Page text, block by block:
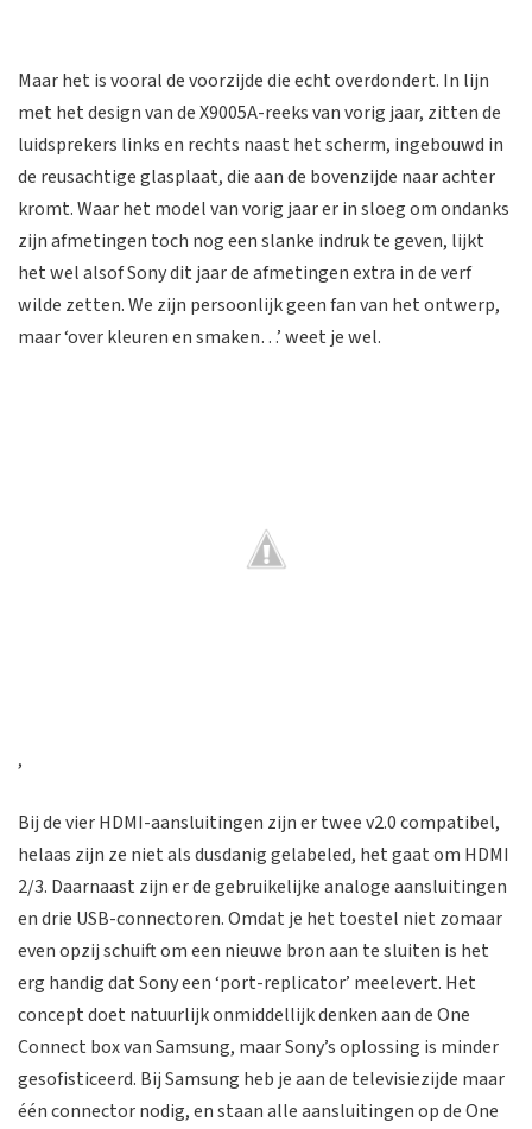
Maar het is vooral de voorzijde die echt overdondert. In lijn
met het design van de X9005A-reeks van vorig jaar, zitten de
luidsprekers links en rechts naast het scherm, ingebouwd in
de reusachtige glasplaat, die aan de bovenzijde naar achter
kromt. Waar het model van vorig jaar er in sloeg om ondanks
zijn afmetingen toch nog een slanke indruk te geven, lijkt
het wel alsof Sony dit jaar de afmetingen extra in de verf
wilde zetten. We zijn persoonlijk geen fan van het ontwerp,
maar ‘over kleuren en smaken…’ weet je wel.
,
Bij de vier HDMI-aansluitingen zijn er twee v2.0 compatibel,
helaas zijn ze niet als dusdanig gelabeled, het gaat om HDMI
2/3. Daarnaast zijn er de gebruikelijke analoge aansluitingen
en drie USB-connectoren. Omdat je het toestel niet zomaar
even opzij schuift om een nieuwe bron aan te sluiten is het
erg handig dat Sony een ‘port-replicator’ meelevert. Het
concept doet natuurlijk onmiddellijk denken aan de One
Connect box van Samsung, maar Sony’s oplossing is minder
gesofisticeerd. Bij Samsung heb je aan de televisiezijde maar
één connector nodig, en staan alle aansluitingen op de One